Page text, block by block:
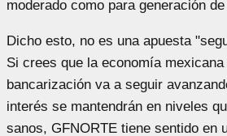
moderado como para generación
Dicho esto, no es una apuesta
Si crees que la economía
bancarización va a seguir
interés se mantendrán en niveles
sanos, GFNORTE tiene sentido en